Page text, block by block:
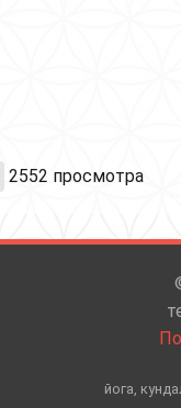
2552 просмотра
йога,